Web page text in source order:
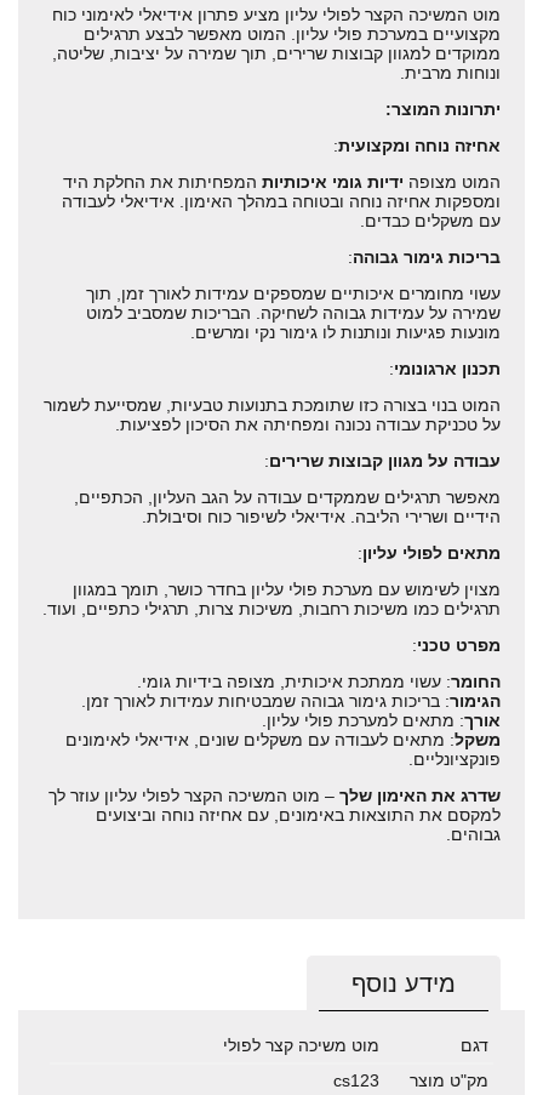
מוט המשיכה הקצר לפולי עליון מציע פתרון אידיאלי לאימוני כוח
מקצועיים במערכת פולי עליון. המוט מאפשר לבצע תרגילים
ממוקדים למגוון קבוצות שרירים, תוך שמירה על יציבות, שליטה,
ונוחות מרבית.
יתרונות המוצר:
אחיזה נוחה ומקצועית:
המוט מצופה ידיות גומי איכותיות המפחיתות את החלקת היד
ומספקות אחיזה נוחה ובטוחה במהלך האימון. אידיאלי לעבודה
עם משקלים כבדים.
בריכות גימור גבוהה:
עשוי מחומרים איכותיים שמספקים עמידות לאורך זמן, תוך
שמירה על עמידות גבוהה לשחיקה. הבריכות שמסביב למוט
מונעות פגיעות ונותנות לו גימור נקי ומרשים.
תכנון ארגונומי:
המוט בנוי בצורה כזו שתומכת בתנועות טבעיות, שמסייעת לשמור
על טכניקת עבודה נכונה ומפחיתה את הסיכון לפציעות.
עבודה על מגוון קבוצות שרירים:
מאפשר תרגילים שממקדים עבודה על הגב העליון, הכתפיים,
הידיים ושרירי הליבה. אידיאלי לשיפור כוח וסיבולת.
מתאים לפולי עליון:
מצוין לשימוש עם מערכת פולי עליון בחדר כושר, תומך במגוון
תרגילים כמו משיכות רחבות, משיכות צרות, תרגילי כתפיים, ועוד.
מפרט טכני:
החומר: עשוי ממתכת איכותית, מצופה בידיות גומי.
הגימור: בריכות גימור גבוהה שמבטיחות עמידות לאורך זמן.
אורך: מתאים למערכת פולי עליון.
משקל: מתאים לעבודה עם משקלים שונים, אידיאלי לאימונים
פונקציונליים.
שדרג את האימון שלך – מוט המשיכה הקצר לפולי עליון עוזר לך
למקסם את התוצאות באימונים, עם אחיזה נוחה וביצועים
גבוהים.
מידע נוסף
דגם
מוט משיכה קצר לפולי
מק"ט מוצר
cs123